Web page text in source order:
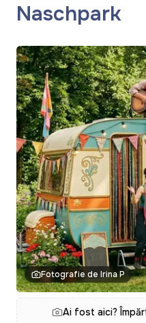
Naschpark
Fotografie de Irina P
Ai fost aici?